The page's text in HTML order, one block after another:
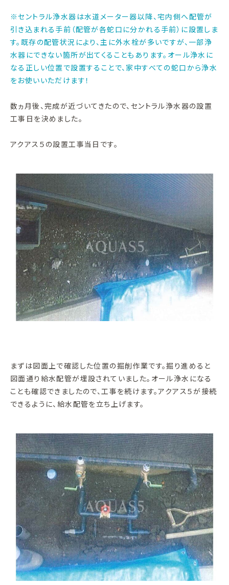
※セントラル浄水器は水道メーター器以降、宅内側へ配管が
引き込まれる手前（配管が各蛇口に分かれる手前）に設置しま
す。既存の配管状況により、主に外水栓が多いですが、一部浄
水器にできない箇所が出てくることもあります。オール浄水に
なる正しい位置で設置することで、家中すべての蛇口から浄水
をお使いいただけます！
数ヵ月後、完成が近づいてきたので、セントラル浄水器の設置
工事日を決めました。
アクアス５の設置工事当日です。
まずは図面上で確認した位置の掘削作業です。掘り進めると
図面通り給水配管が埋設されていました。オール浄水になる
ことも確認できましたので、工事を続けます。アクアス５が接続
できるように、給水配管を立ち上げます。